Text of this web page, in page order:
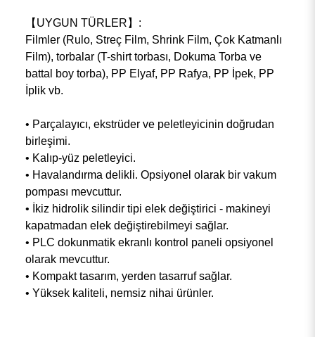
【UYGUN TÜRLER】:
Filmler (Rulo, Streç Film, Shrink Film, Çok Katmanlı
Film), torbalar (T-shirt torbası, Dokuma Torba ve
battal boy torba), PP Elyaf, PP Rafya, PP İpek, PP
İplik vb.
• Parçalayıcı, ekstrüder ve peletleyicinin doğrudan
birleşimi.
• Kalıp-yüz peletleyici.
• Havalandırma delikli. Opsiyonel olarak bir vakum
pompası mevcuttur.
• İkiz hidrolik silindir tipi elek değiştirici - makineyi
kapatmadan elek değiştirebilmeyi sağlar.
• PLC dokunmatik ekranlı kontrol paneli opsiyonel
olarak mevcuttur.
• Kompakt tasarım, yerden tasarruf sağlar.
• Yüksek kaliteli, nemsiz nihai ürünler.